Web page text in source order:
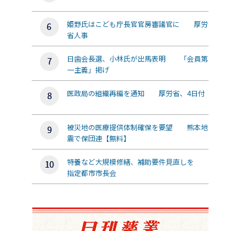
姫野氏はこども庁長官官房審議官に 厚労
省人事
日歯会長選、小林氏が出馬表明 「会員第
一主義」掲げ
医政局の組織再編を通知 厚労省、4日付
被災地の医療提供体制確保を要望 熊本地
震で保団連【無料】
特養など大規模修繕、補助要件見直しを
指定都市市長会